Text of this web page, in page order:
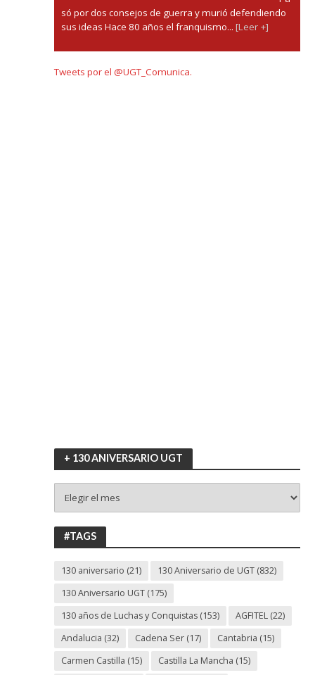
só por dos consejos de guerra y murió defendiendo
sus ideas Hace 80 años el franquismo... [Leer +]
Tweets por el @UGT_Comunica.
+ 130 ANIVERSARIO UGT
130
ANIVERSARIO
UGT
#TAGS
130 aniversario (21) 130 Aniversario de UGT(832)
130 Aniversario UGT(175)
130 años de Luchas y Conquistas(153) AGFITEL(22)
Andalucia (32) Cadena Ser(17) Cantabria (15)
Carmen Castilla (15) Castilla La Mancha (15)